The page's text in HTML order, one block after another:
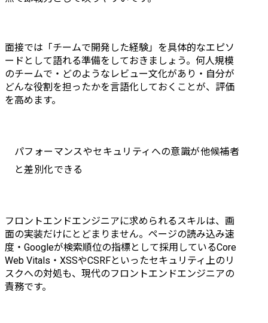
ポイント:AtomicDesignを
採用したデザインシステ
ムによる効率化されたフ
ロント開発。
プロダクトマネージャー
り組むことができる。
が知る大手企業案件も多
数携わっておりますの
で、気になる方は面接内
でご質問ください
面接では「チームで開発した経験」を具体的なエピソ
ードとして語れる準備をしておきましょう。何人規模
のチームで・どのようなレビュー文化があり・自分が
どんな役割を担ったかを言語化しておくことが、評価
を高めます。
パフォーマンスやセキュリティへの意識が他候補者
と差別化できる
フロントエンドエンジニアに求められるスキルは、画
面の実装だけにとどまりません。ページの読み込み速
度・Googleが検索順位の指標として採用しているCore
Web Vitals・XSSやCSRFといったセキュリティ上のリ
スクへの対処も、現代のフロントエンドエンジニアの
責務です。